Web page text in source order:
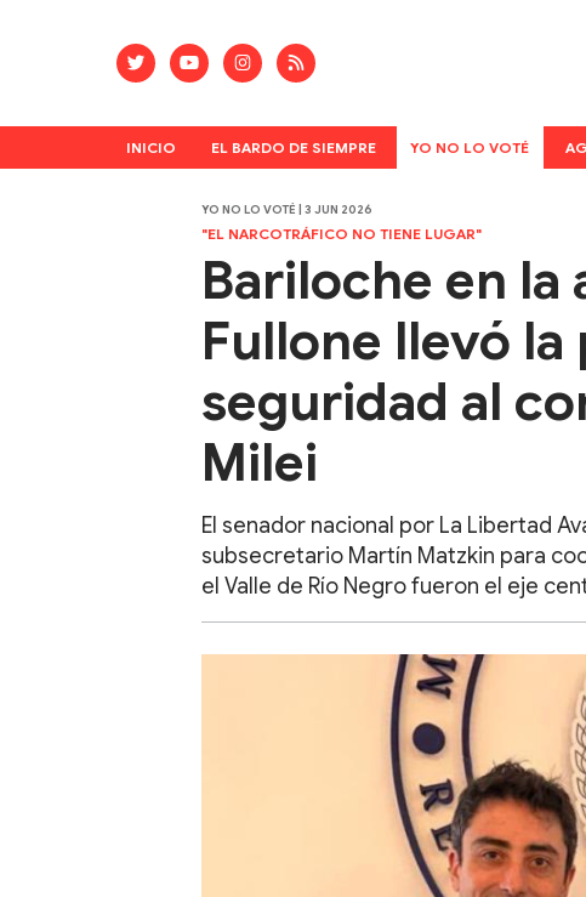
INICIO EL BARDO DE SIEMPRE YO NO LO VOTÉ
YO NO LO VOTÉ | 3 JUN 2026
"EL NARCOTRÁFICO NO TIENE LUGAR"
Bariloche en la
Fullone llevó
seguridad al
Milei
El senador nacional por La Libertad
subsecretario Martín Matzkin para
el Valle de Río Negro fueron el eje